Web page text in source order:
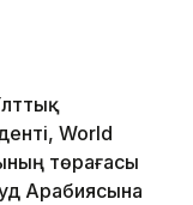
World
төрағасы
Арабиясына